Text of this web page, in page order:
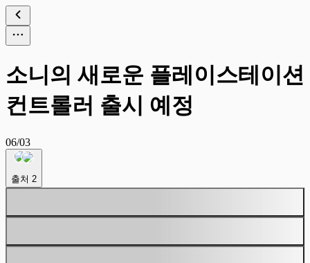
소니의 새로운 플레이스테이션
컨트롤러 출시 예정
06/03
출처 2